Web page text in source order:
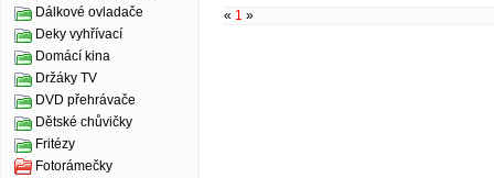
Dálkové ovladače
Deky vyhřívací
Domácí kina
Držáky TV
DVD přehrávače
Dětské chůvičky
Fritézy
Fotorámečky
« 1 »